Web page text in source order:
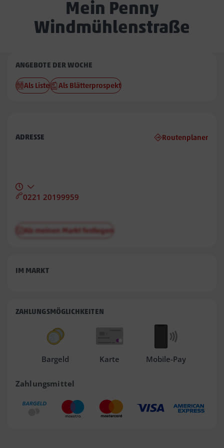
Mein Penny
Windmühlenstraße
Penny
Windmühlenstraße
ANGEBOTE DER WOCHE
Als Liste Als Blätterprospekt
ADRESSE Routenplaner
0221 20199959
Als meinen Markt festlegen
IM MARKT
ZAHLUNGSMÖGLICHKEITEN
Bargeld Karte Mobile-Pay
Zahlungsmittel